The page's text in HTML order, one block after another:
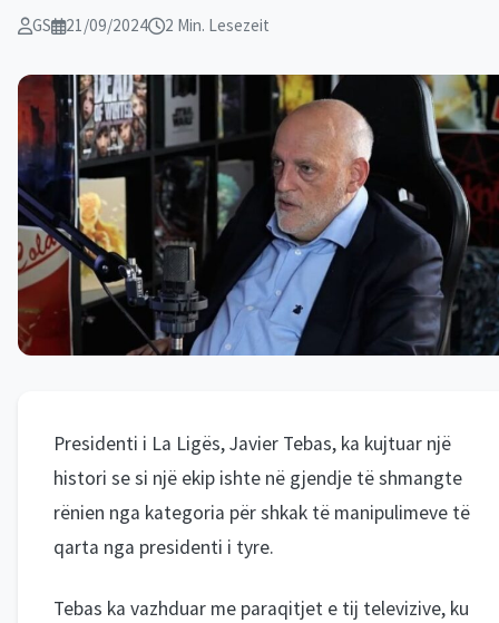
GS 21/09/2024 2 Min. Lesezeit
Presidenti i La Ligës, Javier Tebas, ka kujtuar një
histori se si një ekip ishte në gjendje të shmangte
rënien nga kategoria për shkak të manipulimeve të
qarta nga presidenti i tyre.
Tebas ka vazhduar me paraqitjet e tij televizive, ku